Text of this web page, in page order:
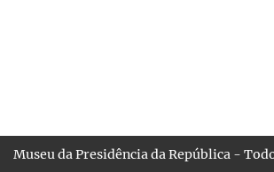
Museu da Presidência da República -